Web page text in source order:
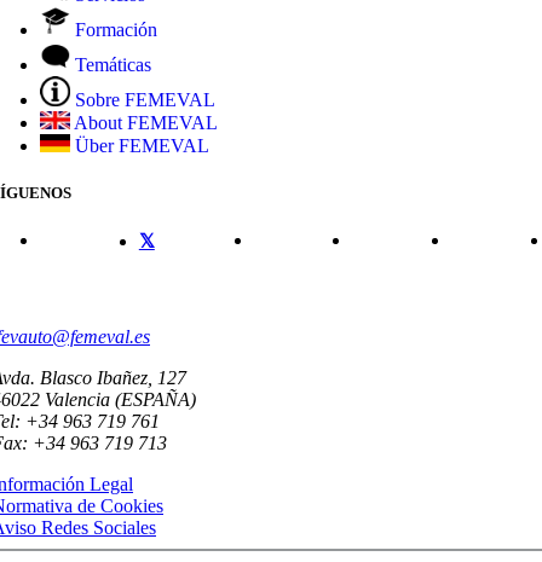
Formación
Temáticas
Sobre FEMEVAL
About FEMEVAL
Über FEMEVAL
Blasco Ibañez, 127
Valencia (ESPAÑA)
+34 963 719 761
+34 963 719 713
Legal
de Cookies
Redes Sociales